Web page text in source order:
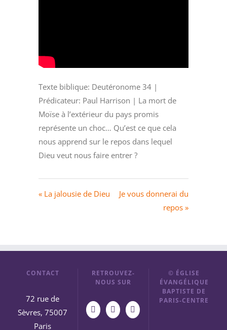
Texte biblique: Deutéronome 34 |
Prédicateur: Paul Harrison | La mort de
Moïse à l’extérieur du pays promis
représente un choc… Qu’est ce que cela
nous apprend sur le repos dans lequel
Dieu veut nous faire entrer ?
« La jalousie de Dieu
Je vous donnerai du
repos »
CONTACT
72 rue de
Sèvres, 75007
Paris
RETROUVEZ-
NOUS SUR
© ÉGLISE
ÉVANGÉLIQUE
BAPTISTE DE
PARIS-CENTRE